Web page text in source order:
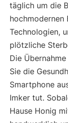
täglich um die
hochmodernen
Technologien,
plötzliche
Die
Sie die
Smartphone
Imker tut.
Hause Honig